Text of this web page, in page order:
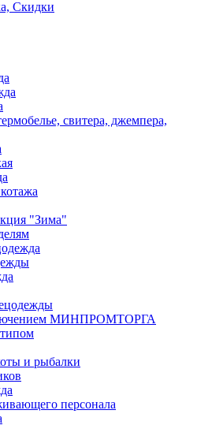
Скидки
свитера, джемпера,
"Зима"
МИНПРОМТОРГА
и рыбалки
персонала